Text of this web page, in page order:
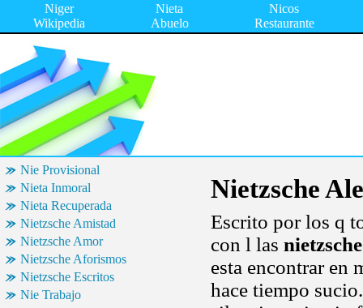
Niger
Wikipedia
Nieta
Abuelo
Nicos
Restaurante
Nie Provisional
Nieta Inmoral
Nieta Recuperada
Nietzsche Amistad
Nietzsche Amor
Nietzsche Aforismos
Nietzsche Escritos
Nie Trabajo
Nietzsche
Escrito por los q
con l las
esta encontrar en
hace tiempo